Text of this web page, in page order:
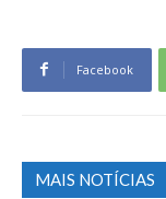
Facebook
MAIS NOTÍCIAS